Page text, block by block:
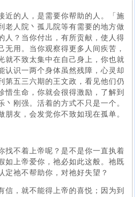
近的人，是需要你帮助的人。「施
老人院丶孤儿院等有需要的地方做
人？当你付出，有所贡献，使人得
无用。当你观察得更多人间疾苦，
就不致太集中在自己身上，你也就
认识一两个身体虽然残障，心灵却
第五三六期的王文政，看见他们仍
惜生命，你就会很得激励，了解到
丶刚强。活着的方式不只是一个。
朋友，会发觉你不致如现在孤单。
找不着上帝呢？是不是你一直执着
如上帝爱你，祂必如此这般。祂既
定祂不帮助你，对祂好失望？
信，就不能得上帝的喜悦；因为到